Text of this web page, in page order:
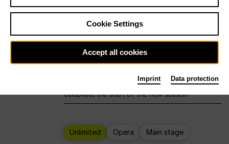
Sat29.8.
Ballet Main stage Staatsballett Berlin
12:00 Eröffnungswochenende
Deutsche Oper Berlin opens its doors to
celebrate the start of the new season
Unlimited Opera Main stage
Cookie Settings
Accept all cookies
Imprint Data protection